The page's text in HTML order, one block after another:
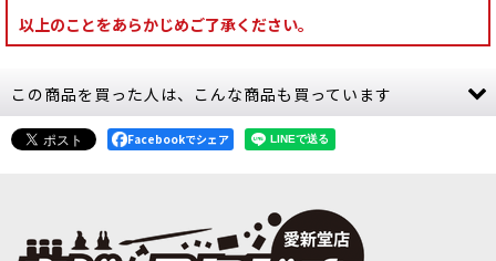
以上のことをあらかじめご了承ください。
この商品を買った人は、こんな商品も買っています
Facebookでシェア